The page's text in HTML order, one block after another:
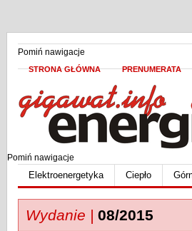
Pomiń nawigacje
STRONA GŁÓWNA PRENUMERATA
Pomiń nawigacje
Elektroenergetyka Ciepło
Wydanie | 08/2015